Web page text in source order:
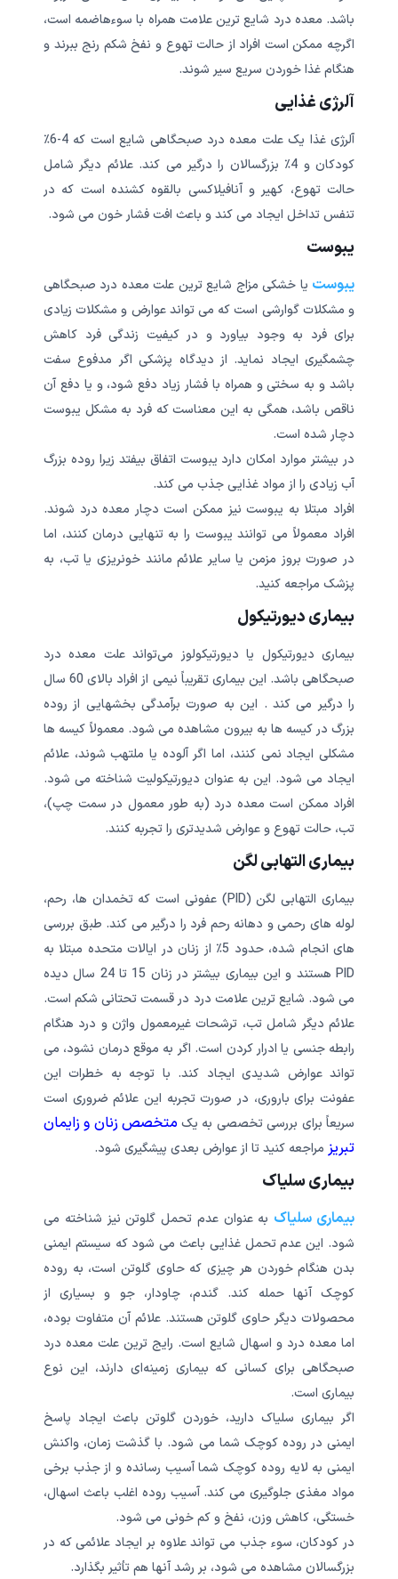
باشد. معده درد شایع ترین علامت همراه با سوءهاضمه است،
اگرچه ممکن است افراد از حالت تهوع و نفخ شکم رنج ببرند و
هنگام غذا خوردن سریع سیر شوند.
آلرژی غذایی
آلرژی غذا یک علت معده درد صبحگاهی شایع است که 4-6٪
کودکان و 4٪ بزرگسالان را درگیر می کند. علائم دیگر شامل
حالت تهوع، کهیر و آنافیلاکسی بالقوه کشنده است که در
تنفس تداخل ایجاد می کند و باعث افت فشار خون می شود.
یبوست
یبوست یا خشکی مزاج شایع ترین علت معده درد صبحگاهی
و مشکلات گوارشی است که می تواند عوارض و مشکلات زیادی
برای فرد به وجود بیاورد و در کیفیت زندگی فرد کاهش
چشمگیری ایجاد نماید. از دیدگاه پزشکی اگر مدفوع سفت
باشد و به سختی و همراه با فشار زیاد دفع شود، و یا دفع آن
ناقص باشد، همگی به این معناست که فرد به مشکل یبوست
دچار شده است.
در بیشتر موارد امکان دارد یبوست اتفاق بیفتد زیرا روده بزرگ
آب زیادی را از مواد غذایی جذب می کند.
افراد مبتلا به یبوست نیز ممکن است دچار معده درد شوند.
افراد معمولاً می توانند یبوست را به تنهایی درمان کنند، اما
در صورت بروز مزمن یا سایر علائم مانند خونریزی یا تب، به
پزشک مراجعه کنید.
بیماری دیورتیکول
بیماری دیورتیکول یا دیورتیکولوز می‌تواند علت معده درد
صبحگاهی باشد. این بیماری تقریباً نیمی از افراد بالای 60 سال
را درگیر می کند . این به صورت برآمدگی بخشهایی از روده
بزرگ در کیسه ها به بیرون مشاهده می شود. معمولاً کیسه ها
مشکلی ایجاد نمی کنند، اما اگر آلوده یا ملتهب شوند، علائم
ایجاد می شود. این به عنوان دیورتیکولیت شناخته می شود.
افراد ممکن است معده درد (به طور معمول در سمت چپ)،
تب، حالت تهوع و عوارض شدیدتری را تجربه کنند.
بیماری التهابی لگن
بیماری التهابی لگن (PID) عفونی است که تخمدان ها، رحم،
لوله های رحمی و دهانه رحم فرد را درگیر می کند. طبق بررسی
های انجام شده، حدود 5٪ از زنان در ایالات متحده مبتلا به
PID هستند و این بیماری بیشتر در زنان 15 تا 24 سال دیده
می شود. شایع ترین علامت درد در قسمت تحتانی شکم است.
علائم دیگر شامل تب، ترشحات غیرمعمول واژن و درد هنگام
رابطه جنسی یا ادرار کردن است. اگر به موقع درمان نشود، می
تواند عوارض شدیدی ایجاد کند. با توجه به خطرات این
عفونت برای باروری، در صورت تجربه این علائم ضروری است
سریعاً برای بررسی تخصصی به یک متخصص زنان و زایمان
تبریز مراجعه کنید تا از عوارض بعدی پیشگیری شود.
بیماری سلیاک
بیماری سلیاک به عنوان عدم تحمل گلوتن نیز شناخته می
شود. این عدم تحمل غذایی باعث می شود که سیستم ایمنی
بدن هنگام خوردن هر چیزی که حاوی گلوتن است، به روده
کوچک آنها حمله کند. گندم، چاودار، جو و بسیاری از
محصولات دیگر حاوی گلوتن هستند. علائم آن متفاوت بوده،
اما معده درد و اسهال شایع است. رایج ترین علت معده درد
صبحگاهی برای کسانی که بیماری زمینه‌ای دارند، این نوع
بیماری است.
اگر بیماری سلیاک دارید، خوردن گلوتن باعث ایجاد پاسخ
ایمنی در روده کوچک شما می شود. با گذشت زمان، واکنش
ایمنی به لایه روده کوچک شما آسیب رسانده و از جذب برخی
مواد مغذی جلوگیری می کند. آسیب روده اغلب باعث اسهال،
خستگی، کاهش وزن، نفخ و کم خونی می شود.
در کودکان، سوء جذب می تواند علاوه بر ایجاد علائمی که در
بزرگسالان مشاهده می شود، بر رشد آنها هم تأثیر بگذارد.